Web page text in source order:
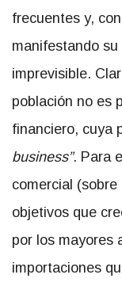
frecuentes y,
manifestando
imprevisible.
población no es
financiero, cuya
business”. Para
comercial
objetivos que
por los mayores
importaciones